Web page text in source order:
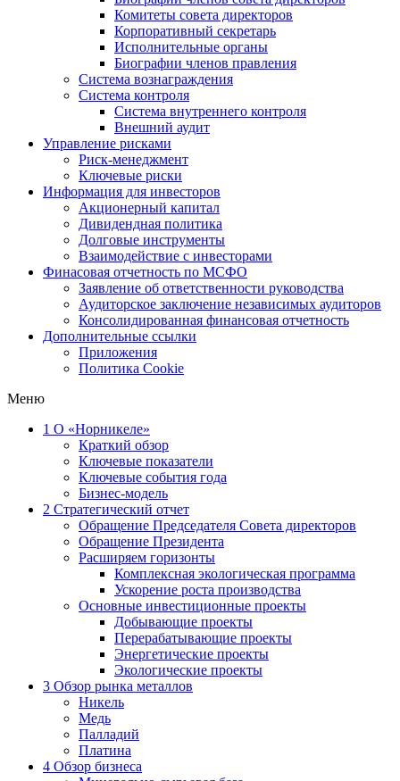
Комитеты совета директоров
Корпоративный секретарь
Исполнительные органы
Биографии членов правления
Система вознаграждения
Система контроля
Система внутреннего контроля
Внешний аудит
Управление рисками
Риск-менеджмент
Ключевые риски
Информация для инвесторов
Акционерный капитал
Дивидендная политика
Долговые инструменты
Взаимодействие с инвеcторами
Финасовая отчетность по МСФО
Заявление об ответственности руководства
Аудиторское заключение независимых аудиторов
Консолидированная финансовая отчетность
Дополнительные ссылки
Приложения
Политика Cookie
Меню
1 О «Норникеле»
Краткий обзор
Ключевые показатели
Ключевые события года
Бизнес-модель
2 Стратегический отчет
Обращение Председателя Совета директоров
Обращение Президента
Расширяем горизонты
Комплексная экологическая программа
Ускорение роста производства
Основные инвестиционные проекты
Добывающие проекты
Перерабатывающие проекты
Энергетические проекты
Экологические проекты
3 Обзор рынка металлов
Никель
Медь
Палладий
Платина
4 Обзор бизнеса